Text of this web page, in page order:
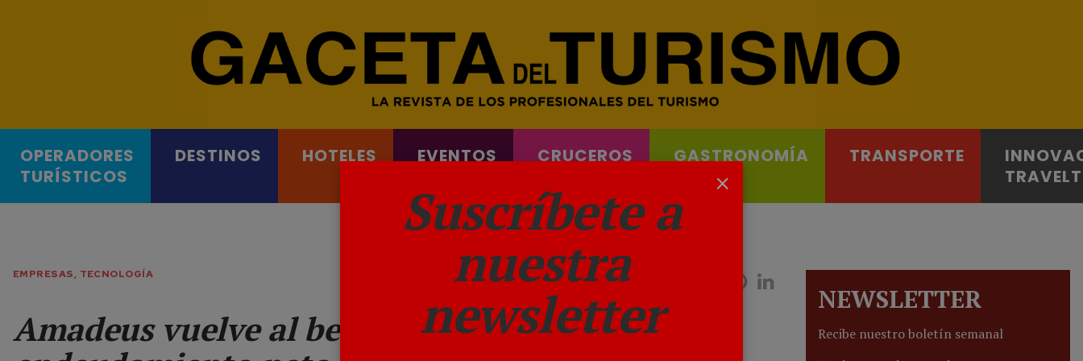
OPERADORES
TURÍSTICOS
DESTINOS HOTELES EVENTOS
CRUCEROS
GASTRONOMÍA TRANSPORTE
EMPRESAS, TECNOLOGÍA
Amadeus vuelve al beneficio y a su objetivo de
NEWSLETTER
Recibe nuestro boletín semanal
×
Suscríbete a
nuestra
newsletter